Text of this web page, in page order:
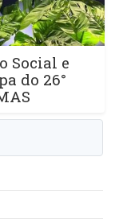
Social e
do 26°